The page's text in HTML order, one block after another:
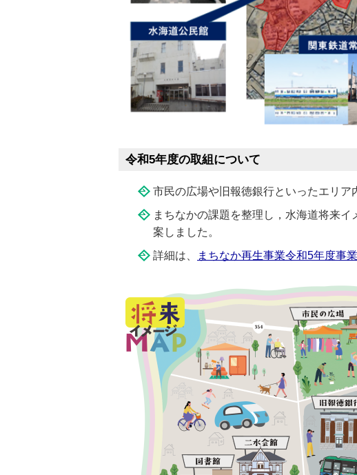
令和5年度の取組について
市民の広場や旧報徳銀行といったエリア
まちなかの課題を整理し，水海道将来
案しました。
詳細は、
まちなか再生事業令和5年度事